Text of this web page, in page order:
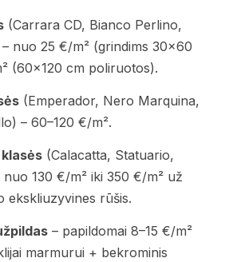
(Carrara CD, Bianco Perlino,
nuo 25 €/m² (grindims 30×60
(60×120 cm poliruotos).
(Emperador, Nero Marquina,
– 60–120 €/m².
(Calacatta, Statuario,
130 €/m² iki 350 €/m² už
ekskliuzyvines rūšis.
– papildomai 8–15 €/m²
marmurui + bekrominis